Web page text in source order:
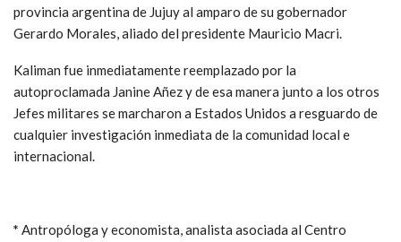
provincia argentina de Jujuy al amparo de su gobernador
Gerardo Morales, aliado del presidente Mauricio Macri.
Kaliman fue inmediatamente reemplazado por la
autoproclamada Janine Añez y de esa manera junto a los otros
Jefes militares se marcharon a Estados Unidos a resguardo de
cualquier investigación inmediata de la comunidad local e
internacional.
* Antropóloga y economista, analista asociada al Centro